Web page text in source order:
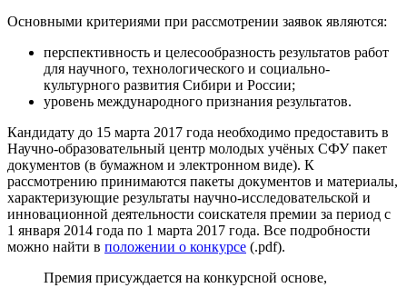
Основными критериями при рассмотрении заявок являются:
перспективность и целесообразность результатов работ
для научного, технологического и социально-
культурного развития Сибири и России;
уровень международного признания результатов.
Кандидату до 15 марта 2017 года необходимо предоставить в
Научно-образовательный центр молодых учёных СФУ пакет
документов (в бумажном и электронном виде). К
рассмотрению принимаются пакеты документов и материалы,
характеризующие результаты научно-исследовательской и
инновационной деятельности соискателя премии за период с
1 января 2014 года по 1 марта 2017 года. Все подробности
можно найти в положении о конкурсе (.pdf).
Премия присуждается на конкурсной основе,